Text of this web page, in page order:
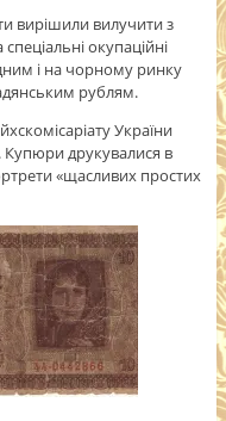
вирішили вилучити з
окупаційні
і на чорному ринку
рублям.
України
Купюри друкувалися в
«щасливих простих